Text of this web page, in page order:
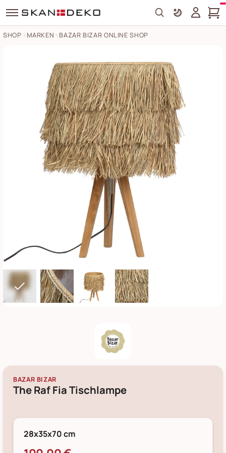
Search
SHOP MARKEN
BAZAR BIZAR ONLINE SHOP
BAZAR BIZAR
The Raf Fia Tischlampe
28x35x70 cm